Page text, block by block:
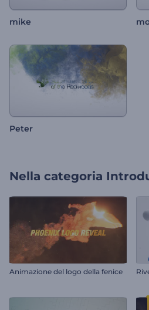
mike
Peter
Nella categoria
Animazione del logo della fenice